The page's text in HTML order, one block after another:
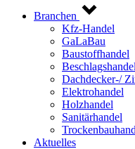
Branchen
Kfz-Handel
GaLaBau
Baustoffhandel
Beschlagshandel
Dachdecker-/
Elektrohandel
Holzhandel
Sanitärhandel
Aktuelles